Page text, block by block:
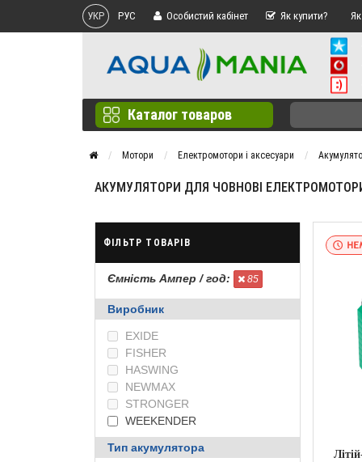
УКР РУС Особистий кабінет Як купити?
Каталог товаров
Мотори Електромотори і аксесуари
АКУМУЛЯТОРИ ДЛЯ ЧОВНОВІ
ФІЛЬТР ТОВАРІВ
Ємність Ампер / год: 85
Виробник
EXIDE
FISHER
HASWING
NEWMAX
STRONGER
WEEKENDER
Тип акумулятора